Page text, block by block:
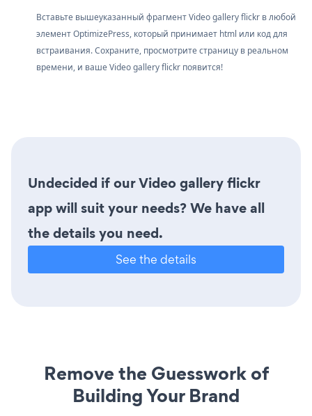
Вставьте вышеуказанный фрагмент Video gallery flickr в любой
элемент OptimizePress, который принимает html или код для
встраивания. Сохраните, просмотрите страницу в реальном
времени, и ваше Video gallery flickr появится!
Undecided if our Video gallery flickr
app will suit your needs? We have all
the details you need.
See the details
Remove the Guesswork of
Building Your Brand